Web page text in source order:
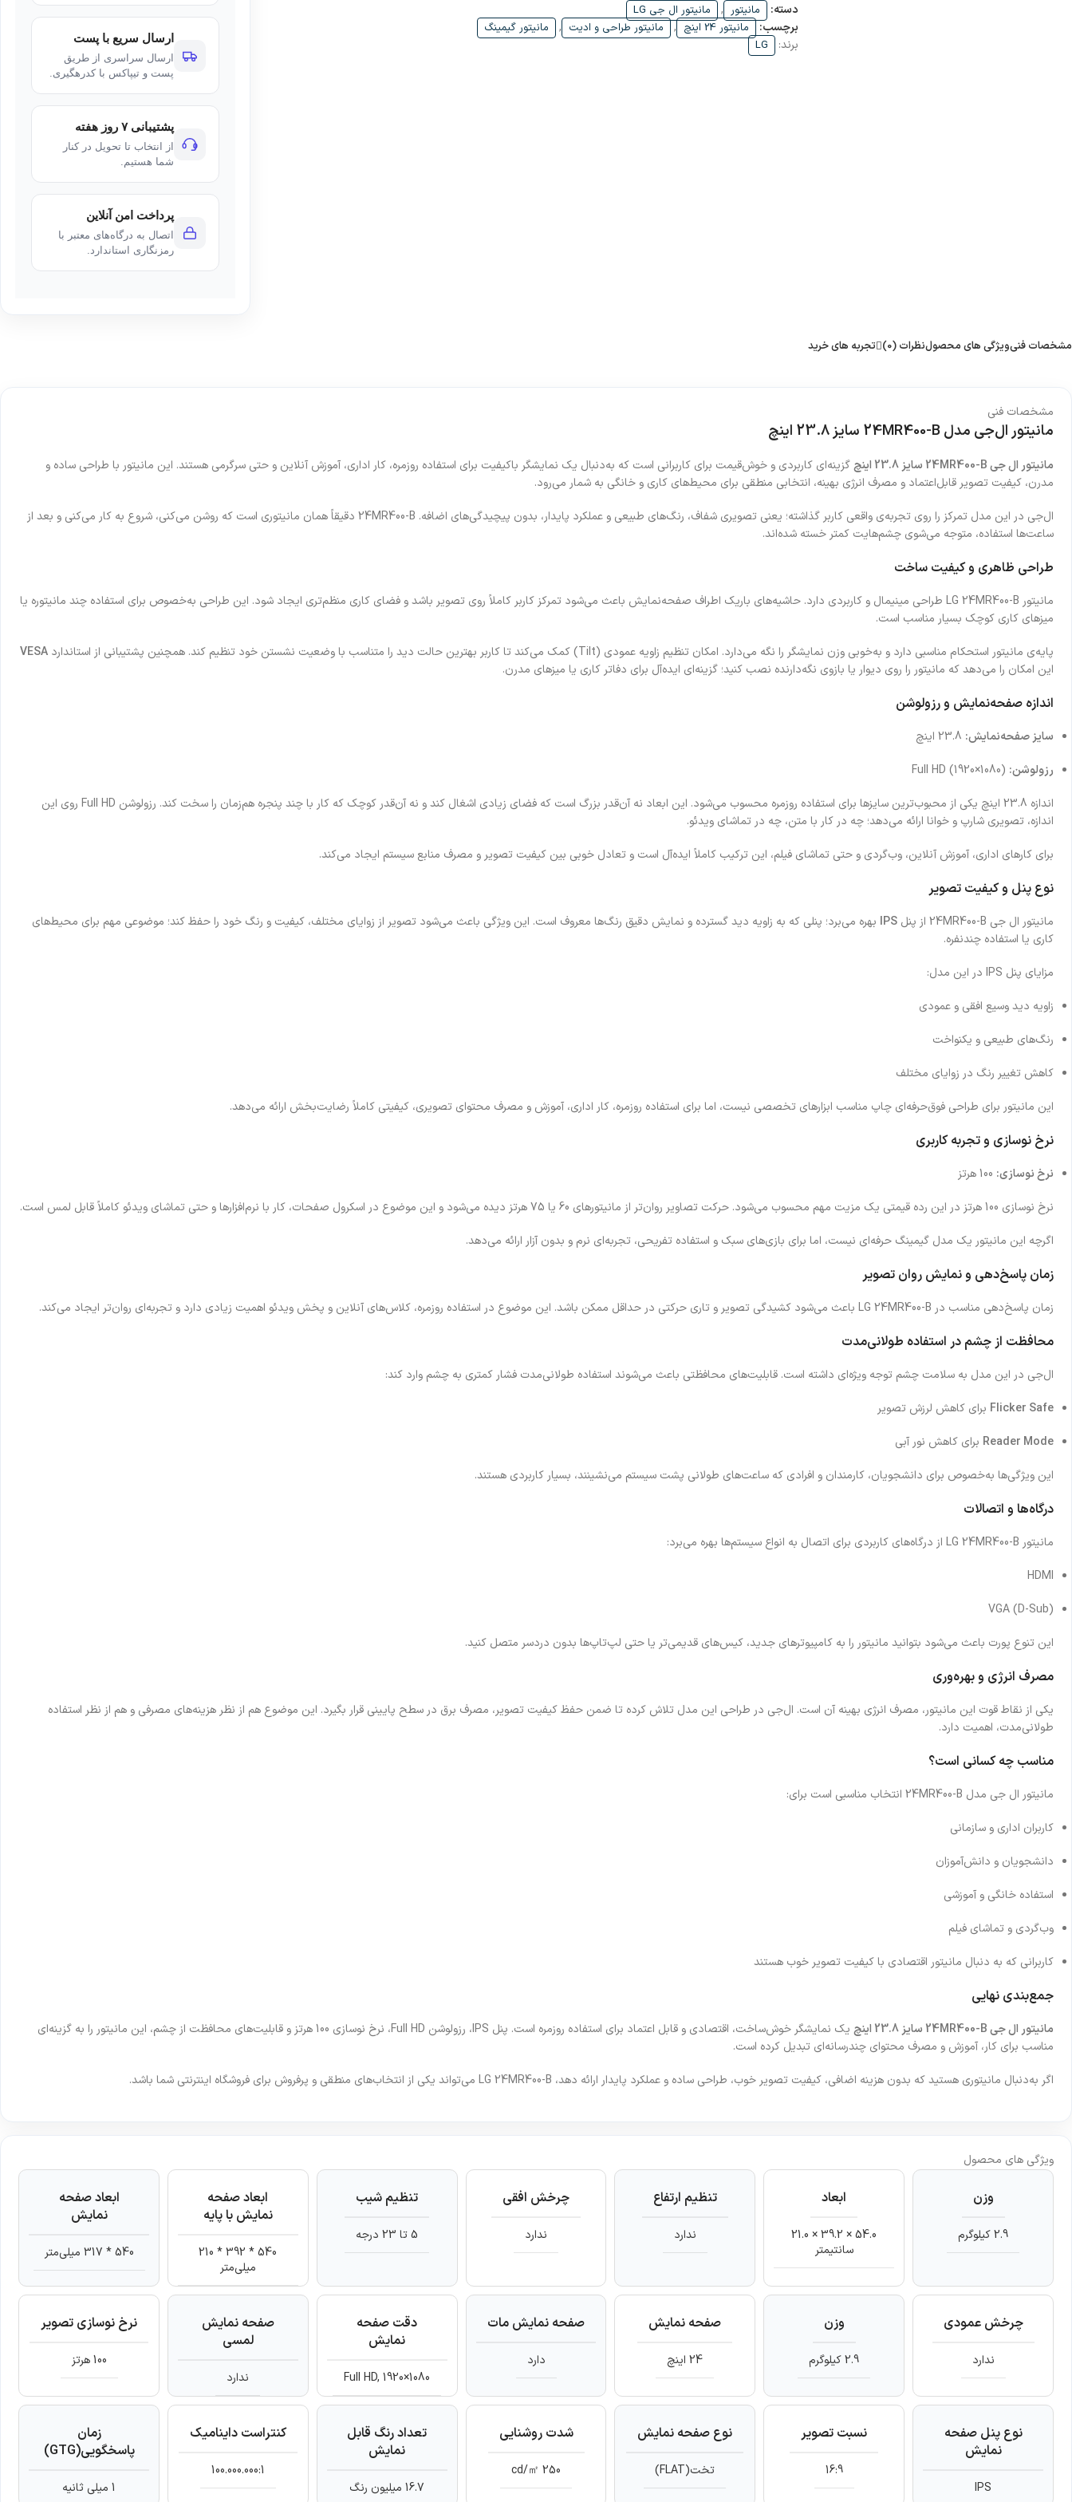
دسته: مانیتور , مانیتور ال جی LG
برچسب: مانیتور 24 اینچ , مانیتور طراحی و ادیت , مانیتور گیمینگ
برند: LG ارسال سریع با پست
ارسال سراسری از طریق
پست و تیپاکس با کدرهگیری.
پشتیبانی ۷ روز هفته
از انتخاب تا تحویل در کنار
شما هستیم.
پرداخت امن آنلاین
اتصال به درگاه‌های معتبر با
رمزنگاری استاندارد.
مشخصات فنیویژگی های محصولنظرات (0) تجربه های خرید
مشخصات فنی
مانیتور ال‌جی مدل 24MR400-B سایز 23.8 اینچ
مانیتور ال جی 24MR400-B سایز 23.8 اینچ
گزینه‌ای کاربردی و خوش‌قیمت برای کاربرانی است که به‌دنبال یک نمایشگر باکیفیت برای استفاده روزمره، کار اداری، آموزش آنلاین و حتی سرگرمی هستند. این مانیتور با طراحی ساده و
مدرن، کیفیت تصویر قابل‌اعتماد و مصرف انرژی بهینه، انتخابی منطقی برای محیط‌های کاری و خانگی به شمار می‌رود.
ال‌جی در این مدل تمرکز را روی تجربه‌ی واقعی کاربر گذاشته؛ یعنی تصویری شفاف، رنگ‌های طبیعی و عملکرد پایدار، بدون پیچیدگی‌های اضافه. 24MR400-B دقیقاً همان مانیتوری است که روشن می‌کنی، شروع به کار می‌کنی و بعد از
ساعت‌ها استفاده، متوجه می‌شوی چشم‌هایت کمتر خسته شده‌اند.
طراحی ظاهری و کیفیت ساخت
مانیتور LG 24MR400-B طراحی مینیمال و کاربردی دارد. حاشیه‌های باریک اطراف صفحه‌نمایش باعث می‌شود تمرکز کاربر کاملاً روی تصویر باشد و فضای کاری منظم‌تری ایجاد شود. این طراحی به‌خصوص برای استفاده چند مانیتوره یا
میزهای کاری کوچک بسیار مناسب است.
پایه‌ی مانیتور استحکام مناسبی دارد و به‌خوبی وزن نمایشگر را نگه می‌دارد. امکان تنظیم زاویه عمودی (Tilt) کمک می‌کند تا کاربر بهترین حالت دید را متناسب با وضعیت نشستن خود تنظیم کند. همچنین پشتیبانی از استاندارد
VESA
این امکان را می‌دهد که مانیتور را روی دیوار یا بازوی نگه‌دارنده نصب کنید؛ گزینه‌ای ایده‌آل برای دفاتر کاری یا میزهای مدرن.
اندازه صفحه‌نمایش و رزولوشن
سایز صفحه‌نمایش:
رزولوشن:
اندازه 23.8 اینچ یکی از محبوب‌ترین سایزها برای استفاده روزمره محسوب می‌شود. این ابعاد نه آن‌قدر بزرگ است که فضای زیادی اشغال کند و نه آن‌قدر کوچک که کار با چند پنجره هم‌زمان را سخت کند. رزولوشن Full HD روی این
اندازه، تصویری شارپ و خوانا ارائه می‌دهد؛ چه در کار با متن، چه در تماشای ویدئو.
برای کارهای اداری، آموزش آنلاین، وب‌گردی و حتی تماشای فیلم، این ترکیب کاملاً ایده‌آل است و تعادل خوبی بین کیفیت تصویر و مصرف منابع سیستم ایجاد می‌کند.
نوع پنل و کیفیت تصویر
مانیتور ال جی 24MR400-B از پنل IPS بهره می‌برد؛ پنلی که به زاویه دید گسترده و نمایش دقیق رنگ‌ها معروف است. این ویژگی باعث می‌شود تصویر از زوایای مختلف، کیفیت و رنگ خود را حفظ کند؛ موضوعی مهم برای محیط‌های
کاری یا استفاده چندنفره.
مزایای پنل IPS در این مدل:
زاویه دید وسیع افقی و عمودی
رنگ‌های طبیعی و یکنواخت
کاهش تغییر رنگ در زوایای مختلف
این مانیتور برای طراحی فوق‌حرفه‌ای چاپ مناسب ابزارهای تخصصی نیست، اما برای استفاده روزمره، کار اداری، آموزش و مصرف محتوای تصویری، کیفیتی کاملاً رضایت‌بخش ارائه می‌دهد.
نرخ نوسازی و تجربه کاربری
نرخ نوسازی:
نرخ نوسازی 100 هرتز در این رده قیمتی یک مزیت مهم محسوب می‌شود. حرکت تصاویر روان‌تر از مانیتورهای 60 یا 75 هرتز دیده می‌شود و این موضوع در اسکرول صفحات، کار با نرم‌افزارها و حتی تماشای ویدئو کاملاً قابل لمس است.
اگرچه این مانیتور یک مدل گیمینگ حرفه‌ای نیست، اما برای بازی‌های سبک و استفاده تفریحی، تجربه‌ای نرم و بدون آزار ارائه می‌دهد.
زمان پاسخ‌دهی و نمایش روان تصویر
زمان پاسخ‌دهی مناسب در LG 24MR400-B باعث می‌شود کشیدگی تصویر و تاری حرکتی در حداقل ممکن باشد. این موضوع در استفاده روزمره، کلاس‌های آنلاین و پخش ویدئو اهمیت زیادی دارد و تجربه‌ای روان‌تر ایجاد می‌کند.
محافظت از چشم در استفاده طولانی‌مدت
ال‌جی در این مدل به سلامت چشم توجه ویژه‌ای داشته است. قابلیت‌های محافظتی باعث می‌شوند استفاده طولانی‌مدت فشار کمتری به چشم وارد کند:
Flicker Safe برای کاهش لرزش تصویر
Reader Mode برای کاهش نور آبی
این ویژگی‌ها به‌خصوص برای دانشجویان، کارمندان و افرادی که ساعت‌های طولانی پشت سیستم می‌نشینند، بسیار کاربردی هستند.
درگاه‌ها و اتصالات
مانیتور LG 24MR400-B از درگاه‌های کاربردی برای اتصال به انواع سیستم‌ها بهره می‌برد:
HDMI
VGA (D-Sub)
این تنوع پورت باعث می‌شود بتوانید مانیتور را به کامپیوترهای جدید، کیس‌های قدیمی‌تر یا حتی لپ‌تاپ‌ها بدون دردسر متصل کنید.
مصرف انرژی و بهره‌وری
یکی از نقاط قوت این مانیتور، مصرف انرژی بهینه آن است. ال‌جی در طراحی این مدل تلاش کرده تا ضمن حفظ کیفیت تصویر، مصرف برق در سطح پایینی قرار بگیرد. این موضوع هم از نظر هزینه‌های مصرفی و هم از نظر استفاده
طولانی‌مدت، اهمیت دارد.
مناسب چه کسانی است؟
مانیتور ال جی مدل 24MR400-B انتخاب مناسبی است برای:
کاربران اداری و سازمانی
دانشجویان و دانش‌آموزان
استفاده خانگی و آموزشی
وب‌گردی و تماشای فیلم
کاربرانی که به دنبال مانیتور اقتصادی با کیفیت تصویر خوب هستند
جمع‌بندی نهایی
مانیتور ال جی 24MR400-B سایز 23.8 اینچ
یک نمایشگر خوش‌ساخت، اقتصادی و قابل اعتماد برای استفاده روزمره است. پنل IPS، رزولوشن Full HD، نرخ نوسازی 100 هرتز و قابلیت‌های محافظت از چشم، این مانیتور را به گزینه‌ای
مناسب برای کار، آموزش و مصرف محتوای چندرسانه‌ای تبدیل کرده است.
اگر به‌دنبال مانیتوری هستید که بدون هزینه اضافی، کیفیت تصویر خوب، طراحی ساده و عملکرد پایدار ارائه دهد، LG 24MR400-B می‌تواند یکی از انتخاب‌های منطقی و پرفروش برای فروشگاه اینترنتی شما باشد.
ویژگی های محصول
وزن
2.9 کیلوگرم
ابعاد
54.0 × 39.2 × 21.0
سانتیمتر
تنظیم ارتفاع
ندارد
چرخش افقی
ندارد
تنظیم شیب
5 تا 23 درجه
ابعاد صفحه
نمایش با پایه
540 * 392 * 210
میلی‌متر
ابعاد صفحه
نمایش
540 * 317 میلی‌متر
چرخش عمودی
ندارد
وزن
2.9 کیلوگرم
صفحه نمایش
24 اینچ
صفحه نمایش مات
دارد
دقت صفحه
نمایش
Full HD, 1920×1080
صفحه نمایش
لمسی
ندارد
نرخ نوسازی تصویر
100 هرتز
نوع پنل صفحه
نمایش
IPS
نسبت تصویر
16:9
نوع صفحه نمایش
تخت(FLAT)
شدت روشنایی
250 cd/㎡
تعداد رنگ قابل
نمایش
16.7 میلیون رنگ
کنتراست داینامیک
100.000.000:1
زمان
پاسخگویی(GTG)
1 میلی ثانیه